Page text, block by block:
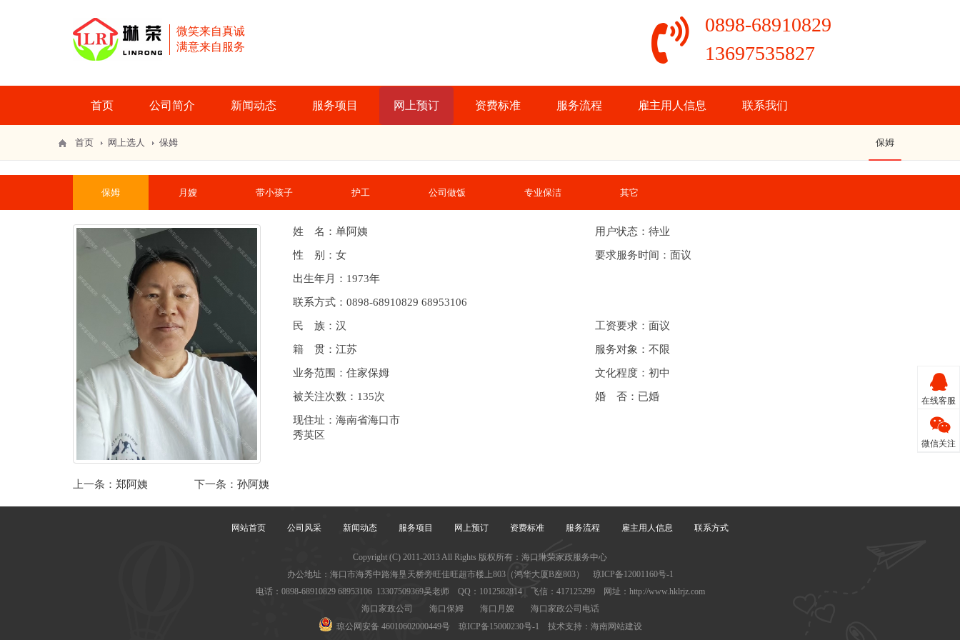
微笑来自真诚
满意来自服务
0898-68910829
13697535827
首页 公司简介 新闻动态 服务项目 网上预订 资费标准 服务流程 雇主用人信息 联系我们
在线客服
微信关注
首页 网上选人 保姆 保姆
保姆 月嫂 带小孩子 护工 公司做饭 专业保洁 其它
姓 名：单阿姨 用户状态：待业
性 别：女 要求服务时间：面议
出生年月：1973年
联系方式：0898-68910829 68953106
民 族：汉 工资要求：面议
籍 贯：江苏 服务对象：不限
业务范围：住家保姆 文化程度：初中
被关注次数：135次 婚 否：已婚
现住址：海南省海口市
秀英区
上一条： 郑阿姨 下一条： 孙阿姨
网站首页 公司风采 新闻动态 服务项目 网上预订 资费标准 服务流程 雇主用人信息 联系方式
Copyright (C) 2011-2013 All Rights 版权所有：海口琳荣家政服务中心
办公地址：海口市海秀中路海垦天桥旁旺佳旺超市楼上803（鸿华大厦B座803） 琼ICP备12001160号-1
电话：0898-68910829 68953106 13307509369吴老师 QQ：1012582814 飞信：417125299 网址：http://www.hklrjz.com
海口家政公司 海口保姆 海口月嫂 海口家政公司电话
琼公网安备 46010602000449号 琼ICP备15000230号-1 技术支持： 海南网站建设